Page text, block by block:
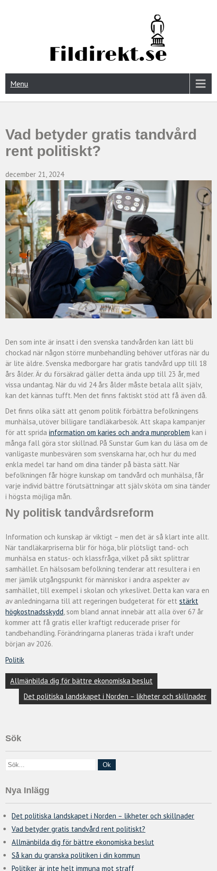
FIDIREKT.SE
Menu
Vad betyder gratis tandvård
rent politiskt?
december 21, 2024
Den som inte är insatt i den svenska tandvården kan lätt bli
chockad när någon större munbehandling behöver utföras när du
är lite äldre. Svenska medborgare har gratis tandvård upp till 18
års ålder. Är du försäkrad gäller detta ända upp till 23 år, med
vissa undantag. När du vid 24 års ålder måste betala allt själv,
kan det kännas tufft. Men det finns faktiskt stöd att få även då.
Det finns olika sätt att genom politik förbättra befolkningens
munhälsa, utöver billigare tandläkarbesök. Att skapa kampanjer
för att spridainformation om karies och andra munproblem kan i
många fall göra stor skillnad. På Sunstar Gum kan du läsa om de
vanligaste munbesvären som svenskarna har, och hur du med
enkla medel tar hand om dina tänder på bästa sätt. När
befolkningen får högre kunskap om tandvård och munhälsa, får
varje individ bättre förutsättningar att själv sköta om sina tänder
i högsta möjliga mån.
Ny politisk tandvårdsreform
Information och kunskap är viktigt – men det är så klart inte allt.
När tandläkarpriserna blir för höga, blir plötsligt tand- och
munhälsa en status- och klassfråga, vilket på sikt splittrar
samhället. En hälsosam befolkning tenderar att resultera i en
mer jämlik utgångspunkt för människor i andra aspekter av
samhället, till exempel i skolan och yrkeslivet. Detta kan vara en
av anledningarna till att regeringen budgeterat för ettstärkt
högkostnadsskydd, som bland annat innebär att alla över 67 år
kommer att få gratis eller kraftigt reducerade priser för
tandbehandling. Förändringarna planeras träda i kraft under
början av 2026.
Politik
Inläggsnavigering
Allmänbilda dig för bättre ekonomiska beslut
Det politiska landskapet i Norden – likheter och skillnader
Sök
Nya Inlägg
Det politiska landskapet i Norden – likheter och skillnader
Vad betyder gratis tandvård rent politiskt?
Allmänbilda dig för bättre ekonomiska beslut
Så kan du granska politiken i din kommun
Politiker är inte helt immuna mot straff